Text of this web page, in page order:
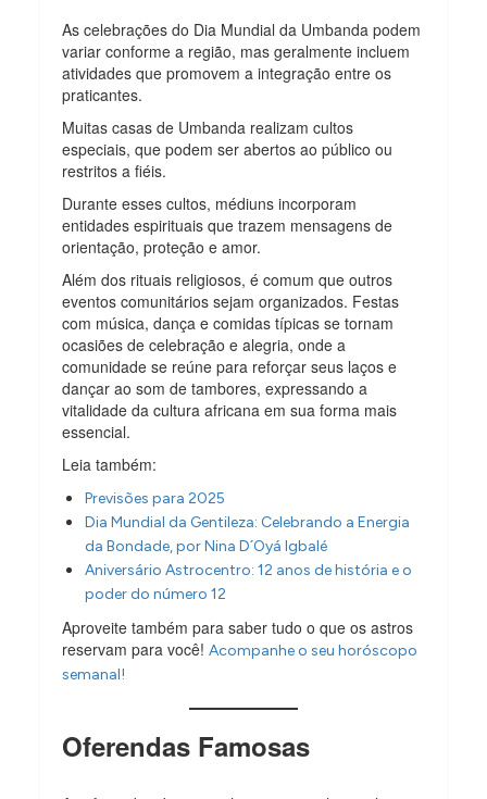
As celebrações do Dia Mundial da Umbanda podem
variar conforme a região, mas geralmente incluem
atividades que promovem a integração entre os
praticantes.
Muitas casas de Umbanda realizam cultos
especiais, que podem ser abertos ao público ou
restritos a fiéis.
Durante esses cultos, médiuns incorporam
entidades espirituais que trazem mensagens de
orientação, proteção e amor.
Além dos rituais religiosos, é comum que outros
eventos comunitários sejam organizados. Festas
com música, dança e comidas típicas se tornam
ocasiões de celebração e alegria, onde a
comunidade se reúne para reforçar seus laços e
dançar ao som de tambores, expressando a
vitalidade da cultura africana em sua forma mais
essencial.
Leia também:
Previsões para 2025
Dia Mundial da Gentileza: Celebrando a Energia
da Bondade, por Nina D´Oyá Igbalé
Aniversário Astrocentro: 12 anos de história e o
poder do número 12
Aproveite também para saber tudo o que os astros
reservam para você!Acompanhe o seu horóscopo
semanal!
Oferendas Famosas